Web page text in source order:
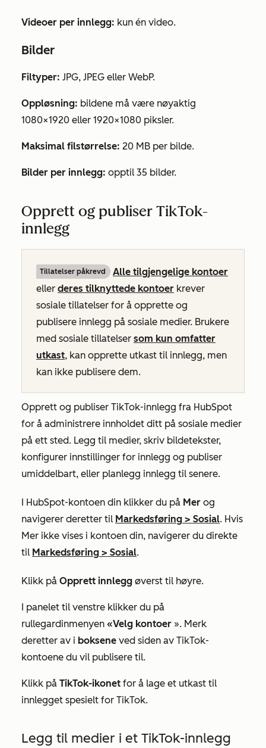
Videoer per innlegg: kun én video.
Bilder
Filtyper: JPG, JPEG eller WebP.
Oppløsning: bildene må være nøyaktig
1080×1920 eller 1920×1080 piksler.
Maksimal filstørrelse: 20 MB per bilde.
Bilder per innlegg: opptil 35 bilder.
Opprett og publiser TikTok-
innlegg
Tillatelser påkrevd
Alle tilgjengelige kontoer
eller deres tilknyttede kontoer krever
sosiale tillatelser for å opprette og
publisere innlegg på sosiale medier. Brukere
med sosiale tillatelser som kun omfatter
utkast, kan opprette utkast til innlegg, men
kan ikke publisere dem.
Opprett og publiser TikTok-innlegg fra HubSpot
for å administrere innholdet ditt på sosiale medier
på ett sted. Legg til medier, skriv bildetekster,
konfigurer innstillinger for innlegg og publiser
umiddelbart, eller planlegg innlegg til senere.
I HubSpot-kontoen din klikker du på Mer og
navigerer deretter til Markedsføring > Sosial. Hvis
Mer ikke vises i kontoen din, navigerer du direkte
til Markedsføring > Sosial.
Klikk på Opprett innlegg øverst til høyre.
I panelet til venstre klikker du på
rullegardinmenyen «Velg kontoer ». Merk
deretter av i boksene ved siden av TikTok-
kontoene du vil publisere til.
Klikk på TikTok-ikonet for å lage et utkast til
innlegget spesielt for TikTok.
Legg til medier i et TikTok-innlegg